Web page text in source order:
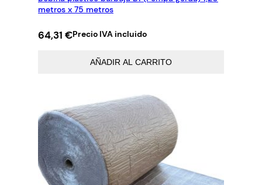
metros x 75 metros
64,31 €Precio IVA incluido
AÑADIR AL CARRITO